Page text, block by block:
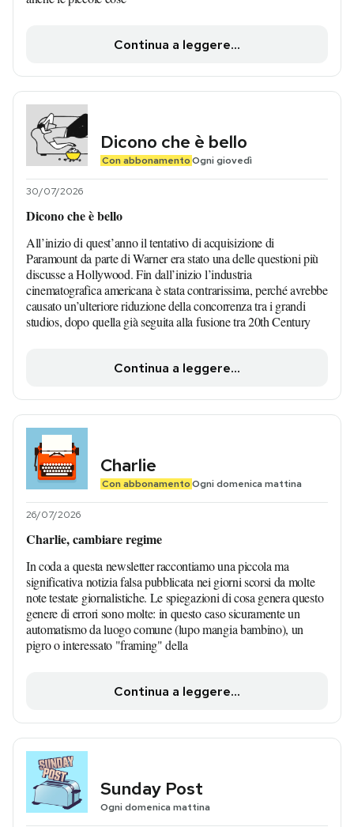
Continua a leggere...
Dicono che è bello
Con abbonamentoOgni giovedì
30/07/2026
Dicono che è bello
All’inizio di quest’anno il tentativo di acquisizione di
Paramount da parte di Warner era stato una delle questioni più
discusse a Hollywood. Fin dall’inizio l’industria
cinematografica americana è stata contrarissima, perché avrebbe
causato un’ulteriore riduzione della concorrenza tra i grandi
studios, dopo quella già seguita alla fusione tra 20th Century
Continua a leggere...
Charlie
Con abbonamentoOgni domenica mattina
26/07/2026
Charlie, cambiare regime
In coda a questa newsletter raccontiamo una piccola ma
significativa notizia falsa pubblicata nei giorni scorsi da molte
note testate giornalistiche. Le spiegazioni di cosa genera questo
genere di errori sono molte: in questo caso sicuramente un
automatismo da luogo comune (lupo mangia bambino), un
pigro o interessato "framing" della
Continua a leggere...
Sunday Post
Ogni domenica mattina